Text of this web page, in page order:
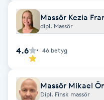
Fotsvamp
Fransar
Fransborttagning
Massör Kezia
dipl. Massör
4.6 46 betyg
Massör Mikael
Dipl. Finsk massör